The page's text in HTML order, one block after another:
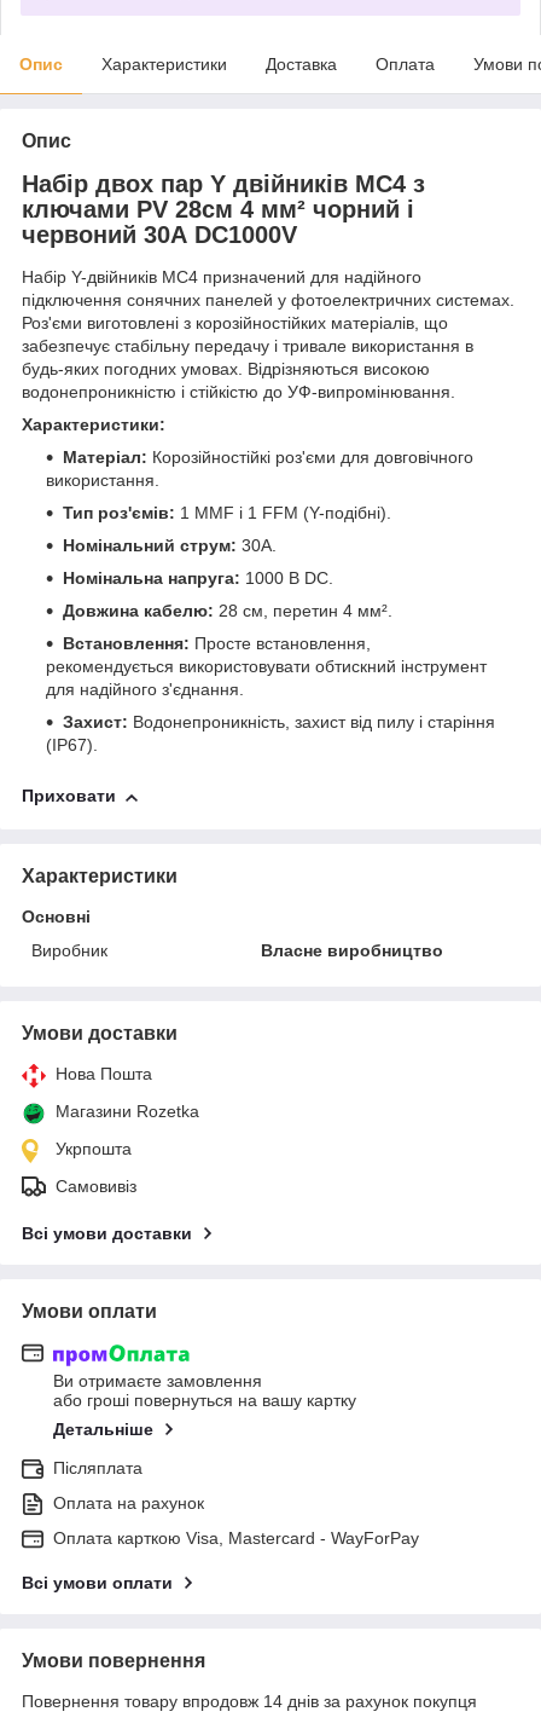
Опис Характеристики Доставка Оплата Умови
Опис
Набір двох пар Y двійників MC4 з
ключами PV 28см 4 мм² чорний і
червоний 30А DC1000V
Набір Y-двійників MC4 призначений для надійного
підключення сонячних панелей у фотоелектричних системах.
Роз'єми виготовлені з корозійностійких матеріалів, що
забезпечує стабільну передачу і тривале використання в
будь-яких погодних умовах. Відрізняються високою
водонепроникністю і стійкістю до УФ-випромінювання.
Характеристики:
Матеріал: Корозійностійкі роз'єми для довговічного
використання.
Тип роз'ємів: 1 MMF і 1 FFM (Y-подібні).
Номінальний струм: 30А.
Номінальна напруга: 1000 В DC.
Довжина кабелю: 28 см, перетин 4 мм².
Встановлення: Просте встановлення,
рекомендується використовувати обтискний інструмент
для надійного з'єднання.
Захист: Водонепроникність, захист від пилу і старіння
(IP67).
Приховати
Характеристики
Основні
Виробник
Власне виробництво
Умови доставки
Нова Пошта
Магазини Rozetka
Укрпошта
Самовивіз
Всі умови доставки
Умови оплати
Ви отримаєте замовлення
або гроші повернуться на вашу картку
Детальніше
Післяплата
Оплата на рахунок
Оплата карткою Visa, Mastercard - WayForPay
Всі умови оплати
Умови повернення
Повернення товару впродовж 14 днів за рахунок покупця